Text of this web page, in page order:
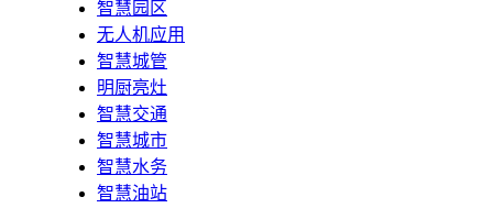
智慧园区
无人机应用
智慧城管
明厨亮灶
智慧交通
智慧城市
智慧水务
智慧油站